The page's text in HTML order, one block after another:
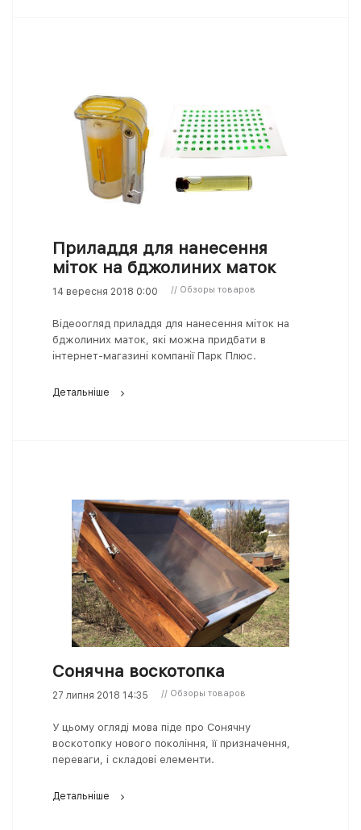
Приладдя для нанесення
міток на бджолиних маток
14 вересня 2018 0:00 // Обзоры товаров
Відеоогляд приладдя для нанесення міток на
бджолиних маток, які можна придбати в
інтернет-магазині компанії Парк Плюс.
Детальніше
Сонячна воскотопка
27 липня 2018 14:35 // Обзоры товаров
У цьому огляді мова піде про Сонячну
воскотопку нового покоління, її призначення,
переваги, і складові елементи.
Детальніше